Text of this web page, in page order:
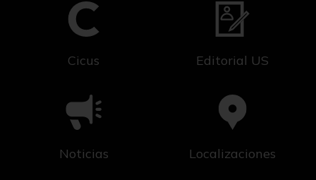
Cicus Editorial US
Noticias Localizaciones